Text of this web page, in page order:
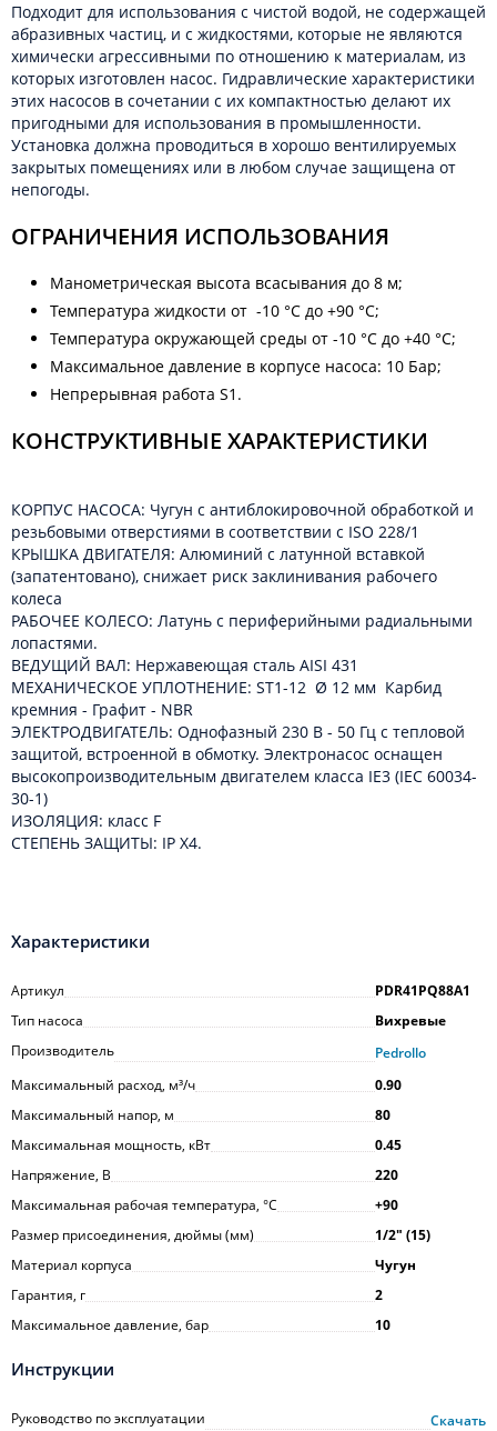
Подходит для использования с чистой водой, не содержащей
абразивных частиц, и с жидкостями, которые не являются
химически агрессивными по отношению к материалам, из
которых изготовлен насос. Гидравлические характеристики
этих насосов в сочетании с их компактностью делают их
пригодными для использования в промышленности.
Установка должна проводиться в хорошо вентилируемых
закрытых помещениях или в любом случае защищена от
непогоды.
ОГРАНИЧЕНИЯ ИСПОЛЬЗОВАНИЯ
Манометрическая высота всасывания до 8 м;
Температура жидкости от -10 °C до +90 °C;
Температура окружающей среды от -10 °C до +40 °C;
Максимальное давление в корпусе насоса: 10 Бар;
Непрерывная работа S1.
КОНСТРУКТИВНЫЕ ХАРАКТЕРИСТИКИ
КОРПУС НАСОСА: Чугун с антиблокировочной обработкой и
резьбовыми отверстиями в соответствии с ISO 228/1
КРЫШКА ДВИГАТЕЛЯ: Алюминий с латунной вставкой
(запатентовано), снижает риск заклинивания рабочего
колеса
РАБОЧЕЕ КОЛЕСО: Латунь с периферийными радиальными
лопастями.
ВЕДУЩИЙ ВАЛ: Нержавеющая сталь AISI 431
МЕХАНИЧЕСКОЕ УПЛОТНЕНИЕ: ST1-12 Ø 12 мм Карбид
кремния - Графит - NBR
ЭЛЕКТРОДВИГАТЕЛЬ: Однофазный 230 В - 50 Гц с тепловой
защитой, встроенной в обмотку. Электронасос оснащен
высокопроизводительным двигателем класса IE3 (IEC 60034-
30-1)
ИЗОЛЯЦИЯ: класс F
СТЕПЕНЬ ЗАЩИТЫ: IP X4.
Характеристики
Артикул
PDR41PQ88A1
Тип насоса
Вихревые
Производитель
Pedrollo
Максимальный расход, м³/ч
0.90
Максимальный напор, м
80
Максимальная мощность, кВт
0.45
Напряжение, В
220
Максимальная рабочая температура, °С
+90
Размер присоединения, дюймы (мм)
1/2ʺ (15)
Материал корпуса
Чугун
Гарантия, г
2
Максимальное давление, бар
10
Инструкции
Руководство по эксплуатации
Скачать